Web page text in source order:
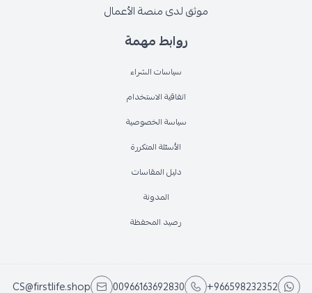
روابط مهمة
سياسات الشراء
اتفاقية الاستخدام
سياسة الخصوصية
الأسئلة المتكررة
دليل المقاسات
المدونة
رصيد المحفظة
موثق لدى منصة الأعمال
+966598232352
00966163692830
CS@firstlife.shop